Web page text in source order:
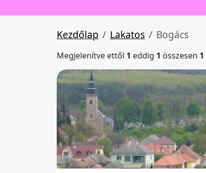
Kezdőlap Lakatos Bogács
Megjelenítve ettől 1 eddig 1 összesen 1